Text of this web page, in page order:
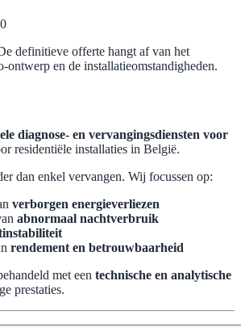
definitieve offerte hangt af van het
ontwerp en de installatieomstandigheden.
diagnose- en vervangingsdiensten voor
residentiële installaties in België.
dan enkel vervangen. Wij focussen op:
verborgen energieverliezen
abnormaal nachtverbruik
rendement en betrouwbaarheid
met een technische en analytische
prestaties.